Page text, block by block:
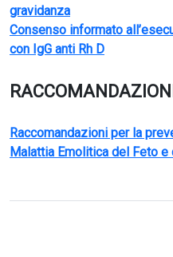
gravidanza
Consenso informato
con IgG anti Rh D
RACCOMANDAZIONI
Raccomandazioni per la
Malattia Emolitica del Feto e